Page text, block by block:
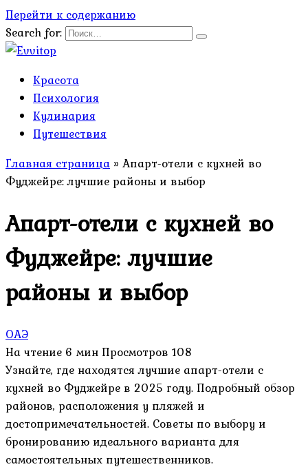
Перейти к содержанию
Search for:
Красота
Психология
Кулинария
Путешествия
Главная страница » Апарт-отели с кухней во
Фуджейре: лучшие районы и выбор
Апарт-отели с кухней во
Фуджейре: лучшие
районы и выбор
ОАЭ
На чтение 6 мин Просмотров 108
Узнайте, где находятся лучшие апарт-отели с
кухней во Фуджейре в 2025 году. Подробный обзор
районов, расположения у пляжей и
достопримечательностей. Советы по выбору и
бронированию идеального варианта для
самостоятельных путешественников.